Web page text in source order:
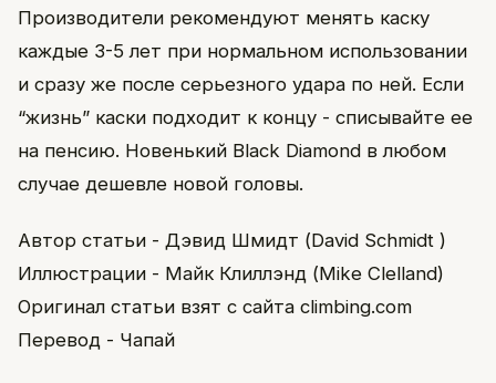
Производители рекомендуют менять каску
каждые 3-5 лет при нормальном использовании
и сразу же после серьезного удара по ней. Если
“жизнь” каски подходит к концу - списывайте ее
на пенсию. Новенький Black Diamond в любом
случае дешевле новой головы.
Автор статьи - Дэвид Шмидт (David Schmidt )
Иллюстрации - Майк Клиллэнд (Mike Clelland)
Оригинал статьи взят с сайта climbing.com
Перевод - Чапай